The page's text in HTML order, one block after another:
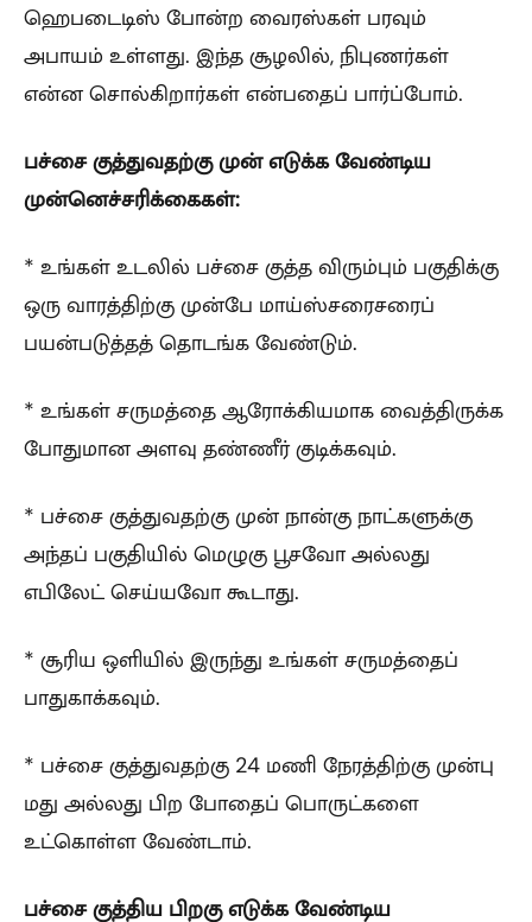
ஹெபடைடிஸ் போன்ற வைரஸ்கள் பரவும்
அபாயம் உள்ளது. இந்த சூழலில், நிபுணர்கள்
என்ன சொல்கிறார்கள் என்பதைப் பார்ப்போம்.
பச்சை குத்துவதற்கு முன் எடுக்க வேண்டிய
முன்னெச்சரிக்கைகள்:
* உங்கள் உடலில் பச்சை குத்த விரும்பும் பகுதிக்கு
ஒரு வாரத்திற்கு முன்பே மாய்ஸ்சரைசரைப்
பயன்படுத்தத் தொடங்க வேண்டும்.
* உங்கள் சருமத்தை ஆரோக்கியமாக வைத்திருக்க
போதுமான அளவு தண்ணீர் குடிக்கவும்.
* பச்சை குத்துவதற்கு முன் நான்கு நாட்களுக்கு
அந்தப் பகுதியில் மெழுகு பூசவோ அல்லது
எபிலேட் செய்யவோ கூடாது.
* சூரிய ஒளியில் இருந்து உங்கள் சருமத்தைப்
பாதுகாக்கவும்.
* பச்சை குத்துவதற்கு 24 மணி நேரத்திற்கு முன்பு
மது அல்லது பிற போதைப் பொருட்களை
உட்கொள்ள வேண்டாம்.
பச்சை குத்திய பிறகு எடுக்க வேண்டிய